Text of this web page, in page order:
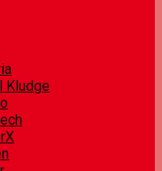
Kludge